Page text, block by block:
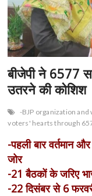
बीजेपी ने 6577
उतरने की कोशिश
-BJP organization
voters' hearts through
-पहली बार वर्तमान
जोर
-21 बैठकों के जरिए
-22 दिसंबर से 6